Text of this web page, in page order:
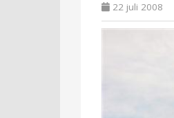
22 juli 2008